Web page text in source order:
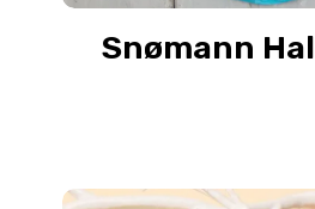
Snømann